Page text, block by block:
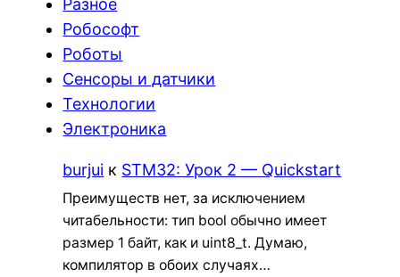
Робософт
Роботы
Сенсоры и датчики
Технологии
Электроника
burjui к STM32: Урок 2 — Quickstart
Преимуществ нет, за исключением
читабельности: тип bool обычно имеет
размер 1 байт, как и uint8_t. Думаю,
компилятор в обоих случаях…